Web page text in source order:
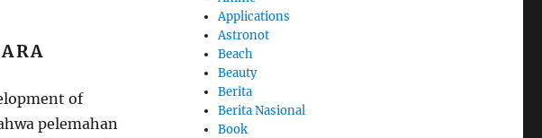
of
pelemahan
Applications
Astronot
Beach
Beauty
Berita
Berita Nasional
Book